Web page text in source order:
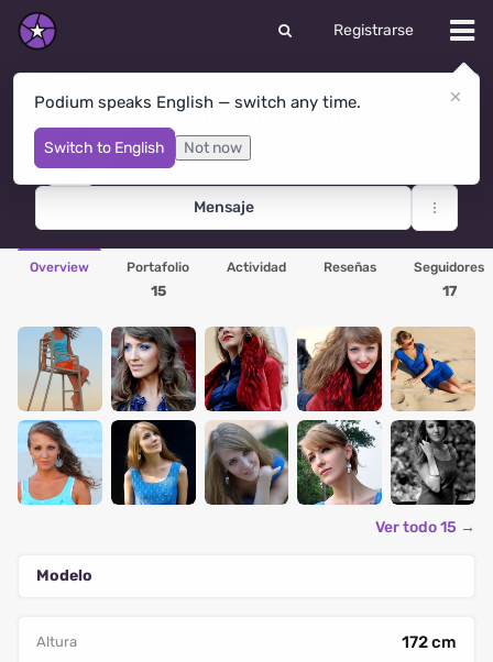
Registrarse
Podium speaks English — switch any time.
Switch to English Not now
Маргарита Пашкевич
St Petersburg· Rusia
Mensaje
Overview Portafolio
15
Actividad Reseñas Seguidores
17
Ver todo 15 →
Modelo
Altura 172 cm